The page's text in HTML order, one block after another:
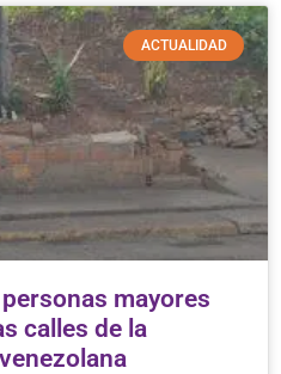
ACTUALIDAD
mayores
calles de la